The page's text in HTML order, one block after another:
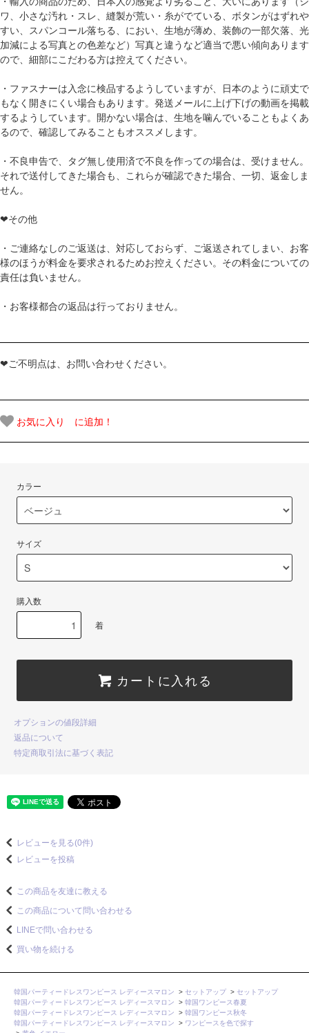
ワ、小さな汚れ・スレ、縫製が荒い・糸がでている、ボタンがはずれや
すい、スパンコール落ちる、におい、生地が薄め、装飾の一部欠落、光
加減による写真との色差など）写真と違うなど適当で悪い傾向あります
ので、細部にこだわる方は控えてください。
・ファスナーは入念に検品するようしていますが、日本のように頑丈で
もなく開きにくい場合もあります。発送メールに上げ下げの動画を掲載
するようしています。開かない場合は、生地を噛んでいることもよくあ
るので、確認してみることもオススメします。
・不良申告で、タグ無し使用済で不良を作っての場合は、受けません。
それで送付してきた場合も、これらが確認できた場合、一切、返金しま
せん。
❤その他
・ご連絡なしのご返送は、対応しておらず、ご返送されてしまい、お客
様のほうが料金を要求されるためお控えください。その料金についての
責任は負いません。
・お客様都合の返品は行っておりません。
❤ご不明点は、お問い合わせください。
お気に入り に追加！
カラー
サイズ
購入数
着
カートに入れる
オプションの値段詳細
返品について
特定商取引法に基づく表記
レビューを見る(0件)
レビューを投稿
この商品を友達に教える
この商品について問い合わせる
LINEで問い合わせる
買い物を続ける
韓国パーティードレスワンピース レディースマロン > セットアップ > セットアップ
韓国パーティードレスワンピース レディースマロン
> 韓国ワンピース春夏
韓国パーティードレスワンピース レディースマロン
> 韓国ワンピース秋冬
韓国パーティードレスワンピース レディースマロン
> ワンピースを色で探す